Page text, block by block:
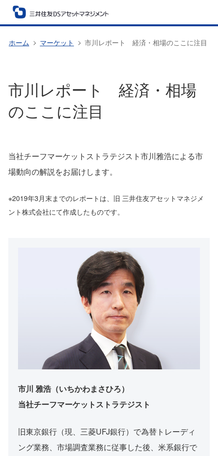
ホーム マーケット 市川レポート 経済・相場のここに注目
市川レポート 経済・相場
のここに注目
当社チーフマーケットストラテジスト市川雅浩による市
場動向の解説をお届けします。
※2019年3月末までのレポートは、旧 三井住友アセットマネジメ
ント株式会社にて作成したものです。
市川 雅浩（いちかわまさひろ）
当社チーフマーケットストラテジスト
旧東京銀行（現、三菱UFJ銀行）で為替トレーディ
ング業務、市場調査業務に従事した後、米系銀行で